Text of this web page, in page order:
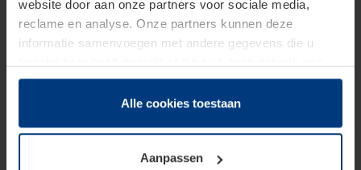
website door aan onze partners voor sociale media,
reclame en analyse. Onze partners kunnen deze
informatie samenvoegen met andere gegevens die u
hun diensten hebben verzameld.
Juridisch hebben wij het recht om cookies op uw
van deze pagina's absoluut vereist is. Voor alle andere
soorten cookies is uw toestemming benodigd. Uw
Alle cookies toestaan
Aanpassen